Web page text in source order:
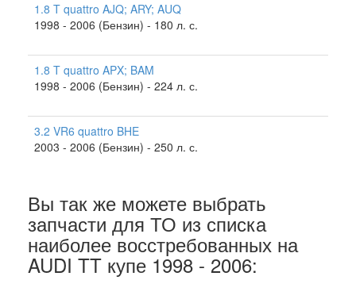
1.8 T quattro AJQ; ARY; AUQ
1998 - 2006 (Бензин) - 180 л. с.
1.8 T quattro APX; BAM
1998 - 2006 (Бензин) - 224 л. с.
3.2 VR6 quattro BHE
2003 - 2006 (Бензин) - 250 л. с.
Вы так же можете выбрать
запчасти для ТО из списка
наиболее восстребованных на
AUDI TT купе 1998 - 2006: